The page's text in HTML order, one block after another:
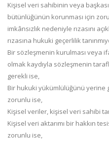
Kişisel veri sahibinin veya
bütünlüğünün korunması için
imkânsızlık nedeniyle rızasını
rızasına hukuki geçerlilik
Bir sözleşmenin kurulması veya
olmak kaydıyla sözleşmenin
gerekli ise,
Bir hukuki yükümlülüğünü yerine
zorunlu ise,
Kişisel veriler, kişisel veri sahibi
Kişisel veri aktarımı bir hakkın
zorunlu ise,